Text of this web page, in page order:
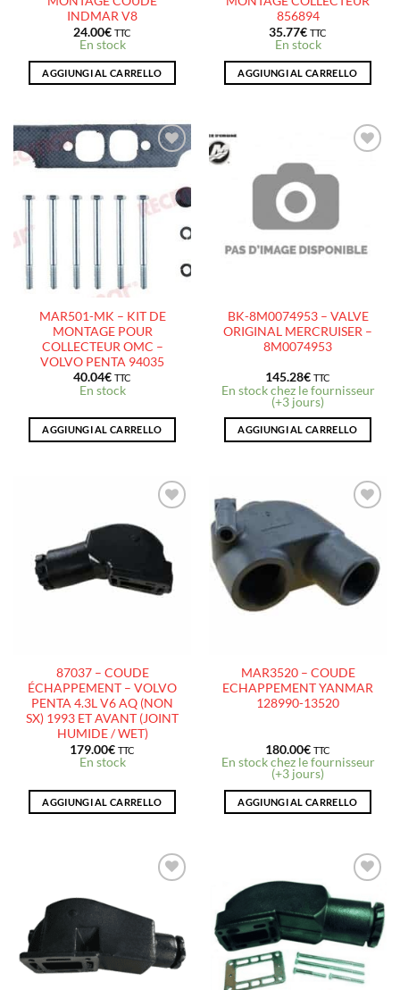
INDMAR V8
24.00€ TTC
En stock
AGGIUNGI AL CARRELLO
856894
35.77€ TTC
En stock
AGGIUNGI AL CARRELLO
AJOUTER
LISTE
D’ENVIES
MAR501-MK – KIT DE
MONTAGE POUR
COLLECTEUR OMC –
VOLVO PENTA 94035
40.04€ TTC
En stock
AGGIUNGI AL CARRELLO
À LA
BK-8M0074953 – VALVE
ORIGINAL MERCRUISER –
8M0074953
145.28€ TTC
En stock chez le fournisseur
(+3 jours)
AGGIUNGI AL CARRELLO
AJOUTER
À LA
87037 – COUDE
ÉCHAPPEMENT – VOLVO
PENTA 4.3L V6 AQ (NON
SX) 1993 ET AVANT (JOINT
HUMIDE / WET)
179.00€ TTC
En stock
AGGIUNGI AL CARRELLO
AJOUTER
À LA
D’ENVIES
MAR3520 – COUDE
ECHAPPEMENT YANMAR
128990-13520
180.00€ TTC
En stock chez le fournisseur
(+3 jours)
AGGIUNGI AL CARRELLO
À LA
LISTE
D’ENVIES
AJOUTER
À LA
LISTE
D’ENVIES